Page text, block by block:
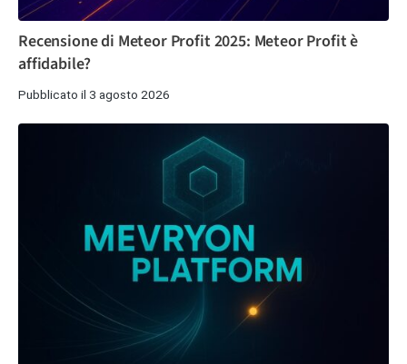
Recensione di Meteor Profit 2025: Meteor Profit è
affidabile?
Pubblicato il 3 agosto 2026